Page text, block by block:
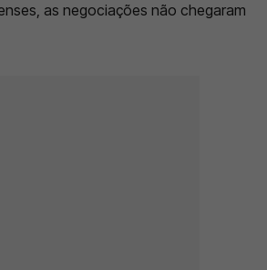
as negociações não chegaram